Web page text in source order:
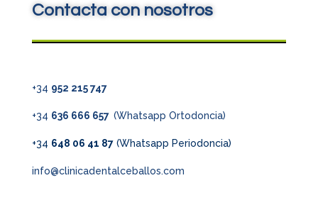
Contacta con nosotros
+34 952 215 747
+34 636 666 657 (Whatsapp Ortodoncia)
+34 648 06 41 87(Whatsapp Periodoncia)
info@clinicadentalceballos.com